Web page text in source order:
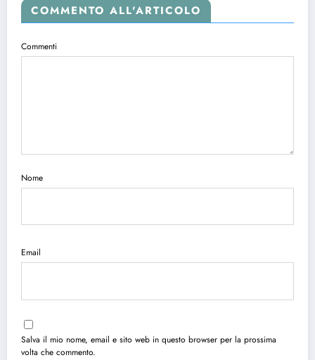
COMMENTO ALL'ARTICOLO
Commenti
Nome
Email
Salva il mio nome, email e sito web in questo browser per la prossima
volta che commento.